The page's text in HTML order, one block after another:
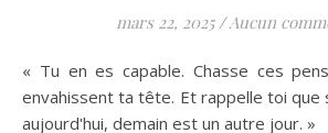
mars 22, 2025 /Aucun
« Tu en es capable. Chasse ces
envahissent ta tête. Et rappelle toi que
aujourd'hui, demain est un autre jour. »